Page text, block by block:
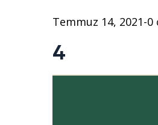
Temmuz 14, 2021-0
4